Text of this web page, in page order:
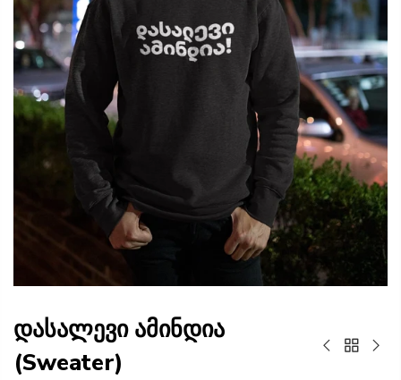
დასალევი ამინდია
(Sweater)